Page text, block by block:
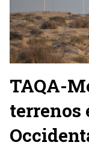
TAQA-
terrenos